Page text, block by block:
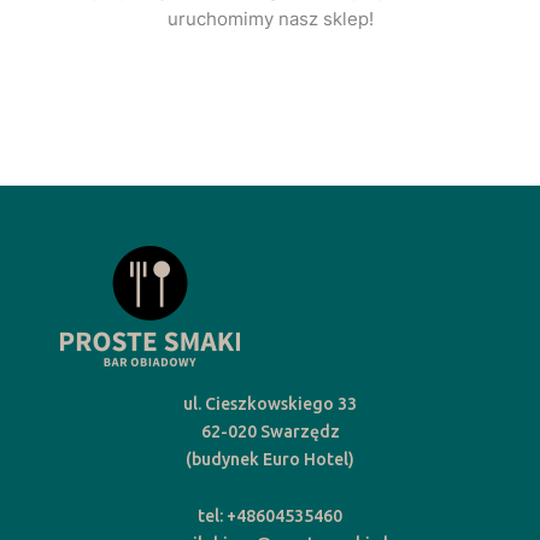
uruchomimy nasz sklep!
ul. Cieszkowskiego 33
62-020 Swarzędz
(budynek Euro Hotel)
tel: +48604535460